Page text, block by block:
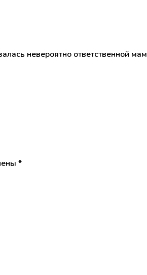
невероятно ответственной
*